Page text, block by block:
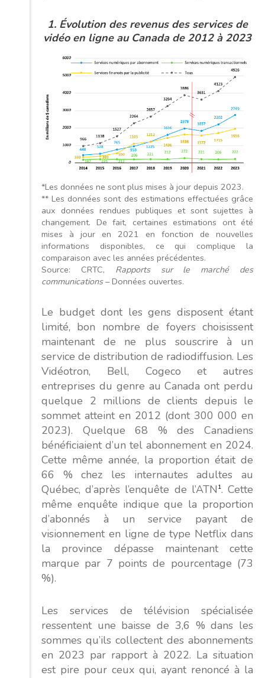
1. Évolutiondes revenus des services de
vidéo en ligne au Canada de 2012 à 2023
*Les données ne sont plus mises à jour depuis 2023.
** Les données sont des estimations effectuées grâce
aux données rendues publiques et sont sujettes à
changement. De fait, certaines estimations ont été
mises à jour en 2021 en fonction de nouvelles
informations disponibles, ce qui complique la
comparaison avec les années précédentes.
Source: CRTC, Rapports sur le marché des
communications– Données ouvertes.
Le budget dont les gens disposent étant
limité, bon nombre de foyers choisissent
maintenant de ne plus souscrire à un
service de distribution de radiodiffusion. Les
Vidéotron, Bell, Cogeco et autres
entreprises du genre au Canada ont perdu
quelque 2 millions de clients depuis le
sommet atteint en 2012 (dont 300 000 en
2023). Quelque 68 % des Canadiens
bénéficiaient d’un tel abonnement en 2024.
Cette même année, la proportion était de
66 % chez les internautes adultes au
Québec, d’après l’enquête de l’ATN 1. Cette
même enquête indique que la proportion
d’abonnés à un service payant de
visionnement en ligne de type Netflix dans
la province dépasse maintenant cette
marque par 7 points de pourcentage (73
%).
Les services de télévision spécialisée
ressentent une baisse de 3,6 % dans les
sommes qu’ils collectent des abonnements
en 2023 par rapport à 2022. La situation
est pire pour ceux qui, ayant renoncé à la